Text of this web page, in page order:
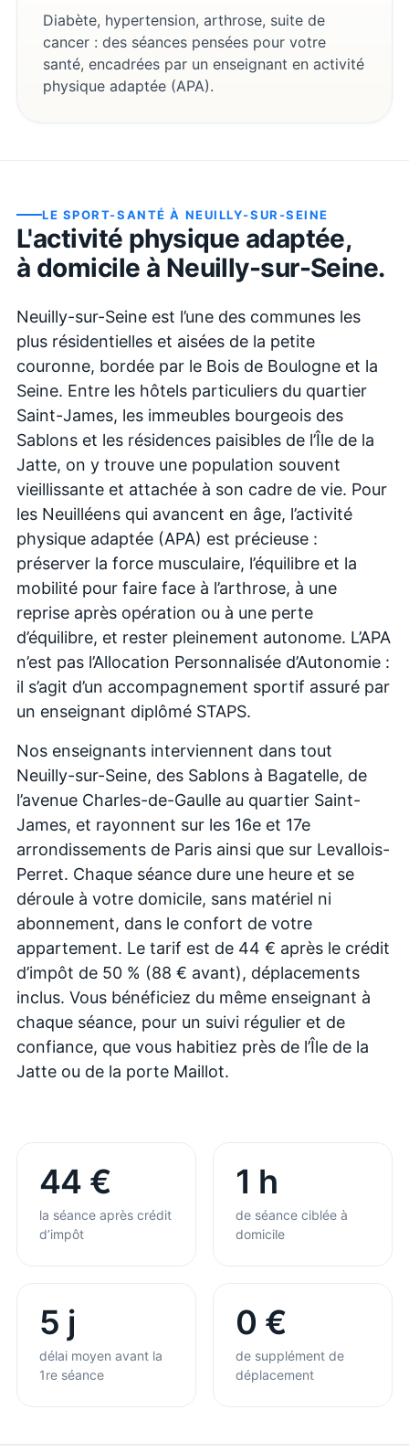
Diabète, hypertension, arthrose, suite de
cancer : des séances pensées pour votre
santé, encadrées par un enseignant en activité
physique adaptée (APA).
LE SPORT-SANTÉ À NEUILLY-SUR-SEINE
L'activité physique adaptée,
à domicile à Neuilly-sur-Seine.
Neuilly-sur-Seine est l’une des communes les
plus résidentielles et aisées de la petite
couronne, bordée par le Bois de Boulogne et la
Seine. Entre les hôtels particuliers du quartier
Saint-James, les immeubles bourgeois des
Sablons et les résidences paisibles de l’Île de la
Jatte, on y trouve une population souvent
vieillissante et attachée à son cadre de vie. Pour
les Neuilléens qui avancent en âge, l’activité
physique adaptée (APA) est précieuse :
préserver la force musculaire, l’équilibre et la
mobilité pour faire face à l’arthrose, à une
reprise après opération ou à une perte
d’équilibre, et rester pleinement autonome. L’APA
n’est pas l’Allocation Personnalisée d’Autonomie :
il s’agit d’un accompagnement sportif assuré par
un enseignant diplômé STAPS.
Nos enseignants interviennent dans tout
Neuilly-sur-Seine, des Sablons à Bagatelle, de
l’avenue Charles-de-Gaulle au quartier Saint-
James, et rayonnent sur les 16e et 17e
arrondissements de Paris ainsi que sur Levallois-
Perret. Chaque séance dure une heure et se
déroule à votre domicile, sans matériel ni
abonnement, dans le confort de votre
appartement. Le tarif est de 44 € après le crédit
d’impôt de 50 % (88 € avant), déplacements
inclus. Vous bénéficiez du même enseignant à
chaque séance, pour un suivi régulier et de
confiance, que vous habitiez près de l’Île de la
Jatte ou de la porte Maillot.
44 €
la séance après crédit
d’impôt
1 h
de séance ciblée à
domicile
5 j
délai moyen avant la
1re séance
0 €
de supplément de
déplacement